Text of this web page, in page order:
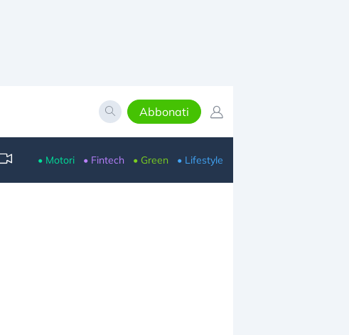
Abbonati
• Motori • Fintech • Green • Lifestyle